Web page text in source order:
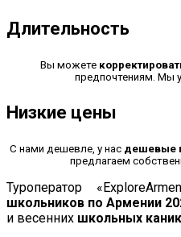
Длительность
Вы можете
предпочтениям. Мы
Низкие цены
С нами дешевле, у нас дешевые
предлагаем
Туроператор
школьников по Армении
и весенних школьных